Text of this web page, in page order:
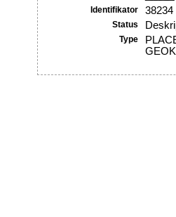
Identifikator 38234
Status
Type